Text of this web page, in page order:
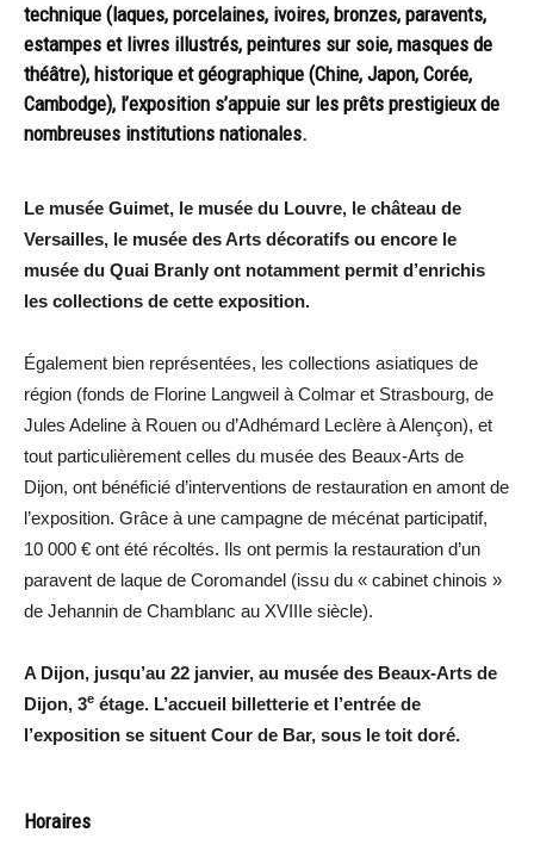
technique (laques, porcelaines, ivoires, bronzes, paravents,
estampes et livres illustrés, peintures sur soie, masques de
théâtre), historique et géographique (Chine, Japon, Corée,
Cambodge), l’exposition s’appuie sur les prêts prestigieux de
nombreuses institutions nationales.
Le musée Guimet, le musée du Louvre, le château de
Versailles, le musée des Arts décoratifs ou encore le
musée du Quai Branly ont notamment permit d’enrichis
les collections de cette exposition.
Également bien représentées, les collections asiatiques de
région (fonds de Florine Langweil à Colmar et Strasbourg, de
Jules Adeline à Rouen ou d’Adhémard Leclère à Alençon), et
tout particulièrement celles du musée des Beaux-Arts de
Dijon, ont bénéficié d’interventions de restauration en amont de
l’exposition. Grâce à une campagne de mécénat participatif,
10 000 € ont été récoltés. Ils ont permis la restauration d’un
paravent de laque de Coromandel (issu du « cabinet chinois »
de Jehannin de Chamblanc au XVIIIe siècle).
A Dijon, jusqu’au 22 janvier, au musée des Beaux-Arts de
Dijon, 3e étage. L’accueil billetterie et l’entrée de
l’exposition se situent Cour de Bar, sous le toit doré.
Horaires